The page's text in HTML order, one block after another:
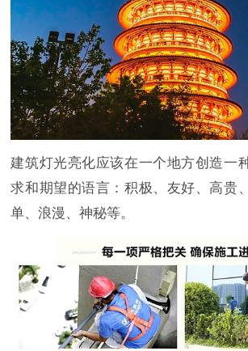
建筑灯光亮化应该在一个地方创造一
求和期望的语言：积极、友好、高贵
单、浪漫、神秘等。